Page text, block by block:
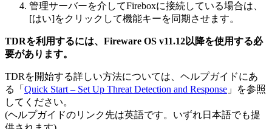
管理サーバーを介してFireboxに接続している場合は、
[はい]をクリックして機能キーを同期させます。
TDRを利用するには、Fireware OS v11.12以降を使用する必
要があります。
TDRを開始する詳しい方法については、ヘルプガイドにあ
る「 Quick Start – Set Up Threat Detection and Response 」を参照
してください。
(ヘルプガイドのリンク先は英語です。いずれ日本語でも提